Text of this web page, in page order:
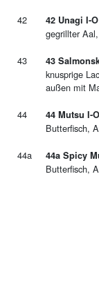
42 42 Unagi I-O
gegrillter
43 43
knusprige
außen mit
44 44 Mutsu I-O
Butterfisch,
44a 44a Spicy
Butterfisch,